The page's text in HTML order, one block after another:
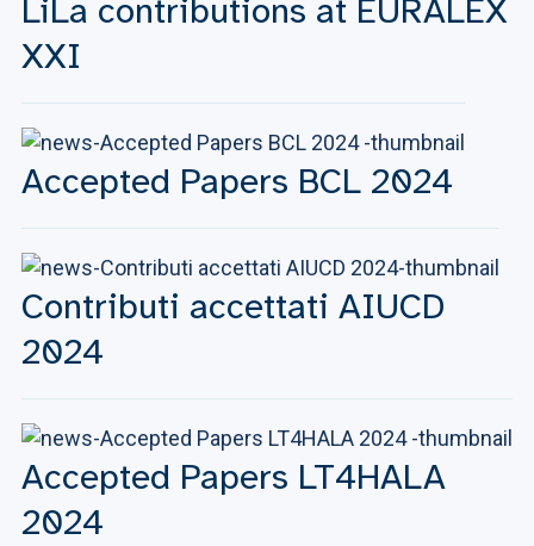
LiLa contributions at EURALEX
XXI
Accepted Papers BCL 2024
Contributi accettati AIUCD
2024
Accepted Papers LT4HALA
2024